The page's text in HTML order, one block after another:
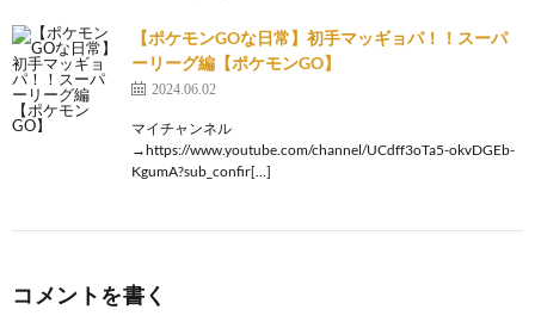
【ポケモンGOな日常】初手マッギョパ！！スーパ
ーリーグ編【ポケモンGO】
2024.06.02
マイチャンネル
→https://www.youtube.com/channel/UCdff3oTa5-okvDGEb-
KgumA?sub_confir[…]
コメントを書く